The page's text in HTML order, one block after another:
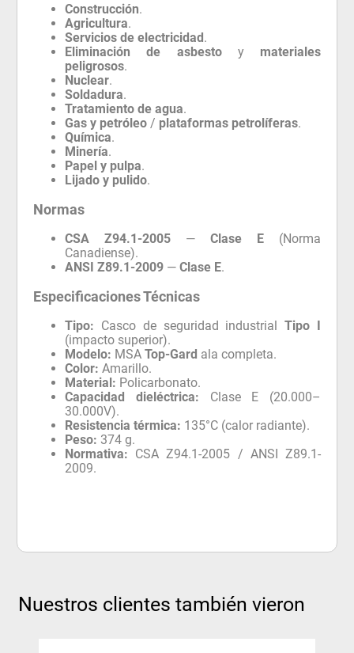
Construcción.
Agricultura.
Servicios de electricidad.
Eliminación de asbestoy materiales
peligrosos.
Nuclear.
Soldadura.
Tratamiento de agua.
Gas y petróleo / plataformas petrolíferas.
Química.
Minería.
Papel y pulpa.
Lijado y pulido.
Normas
CSA Z94.1-2005 — Clase E(Norma
Canadiense).
ANSI Z89.1-2009 —Clase E.
Especificaciones Técnicas
Tipo: Casco de seguridad industrial Tipo I
(impacto superior).
Modelo: MSATop-Gard ala completa.
Color: Amarillo.
Material: Policarbonato.
Capacidad dieléctrica: Clase E (20.000–
30.000V).
Resistencia térmica: 135°C (calor radiante).
Peso: 374 g.
Normativa: CSA Z94.1-2005 / ANSI Z89.1-
2009.
Nuestros clientes también vieron